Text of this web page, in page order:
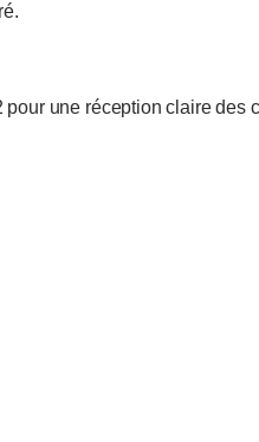
une réception claire des